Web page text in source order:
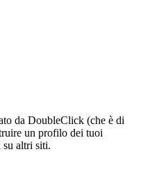
da DoubleClick (che è di
un profilo dei tuoi
su altri siti.